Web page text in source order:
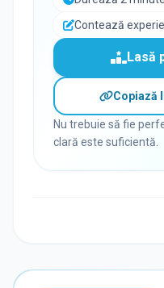
Contează
Lasă
Copiază
Nu trebuie să fie
clară este suficientă.